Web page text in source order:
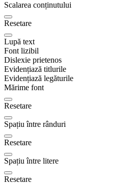
Scalarea conținutului
Resetare
Lupă text
Font lizibil
Dislexie prietenos
Evidențiază titlurile
Evidențiază legăturile
Mărime font
Resetare
Spațiu între rânduri
Resetare
Spațiu între litere
Resetare